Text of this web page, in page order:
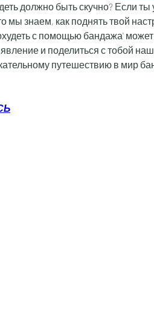
должно быть скучно? Если
мы знаем, как поднять твой
с помощью бандажа'
и поделиться с тобой
путешествию в мир